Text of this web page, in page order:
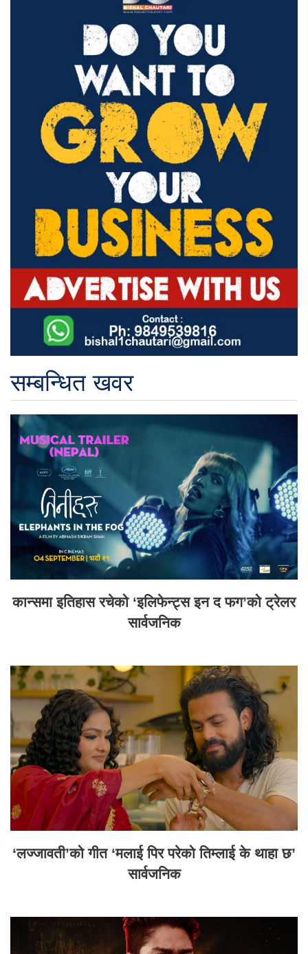
सम्बन्धित खवर
कान्समा इतिहास रचेको ‘इलिफेन्ट्स इन द फग’को ट्रेलर
सार्वजनिक
‘लज्जावती’को गीत ‘मलाई पिर परेको तिम्लाई के थाहा छ’
सार्वजनिक